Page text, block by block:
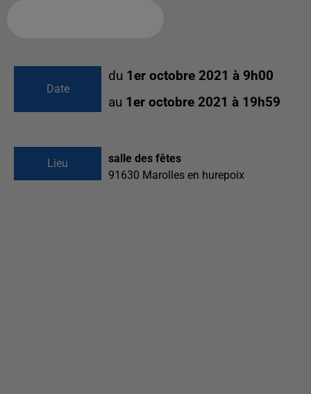
Date
du 1er octobre 2021 à 9h00
au 1er octobre 2021 à 19h59
Lieu
salle des fêtes
91630 Marolles en hurepoix